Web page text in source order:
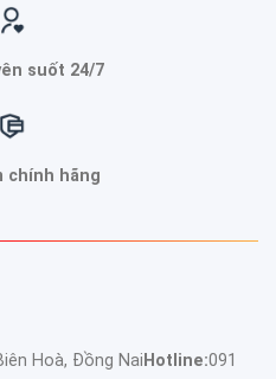
suốt 24/7
chính hãng
Hoà, Đồng Nai Hotline:091